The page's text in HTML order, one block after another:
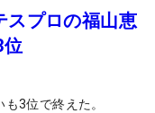
スプロの福山恵
3位で終えた。